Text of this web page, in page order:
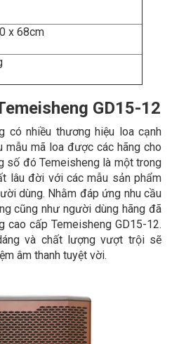
x 68cm
GD15-12
có nhiều thương hiệu loa cạnh
mẫu mã loa được các hãng cho
số đó Temeisheng là một trong
lâu đời với các mẫu sản phẩm
dùng. Nhằm đáp ứng nhu cầu
cũng như người dùng hãng đã
cao cấp Temeisheng GD15-12.
và chất lượng vượt trội sẽ
âm thanh tuyệt vời.